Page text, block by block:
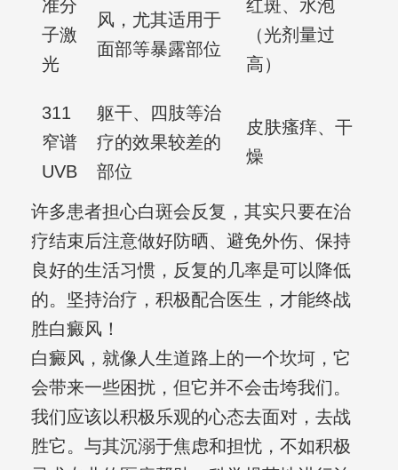
准分
子激
光
风，尤其适用于
面部等暴露部位
红斑、水泡
（光剂量过
高）
311
窄谱
UVB
躯干、四肢等治
疗的效果较差的
部位
皮肤瘙痒、干
燥
许多患者担心白斑会反复，其实只要在治
疗结束后注意做好防晒、避免外伤、保持
良好的生活习惯，反复的几率是可以降低
的。坚持治疗，积极配合医生，才能终战
胜白癜风！
白癜风，就像人生道路上的一个坎坷，它
会带来一些困扰，但它并不会击垮我们。
我们应该以积极乐观的心态去面对，去战
胜它。与其沉溺于焦虑和担忧，不如积极